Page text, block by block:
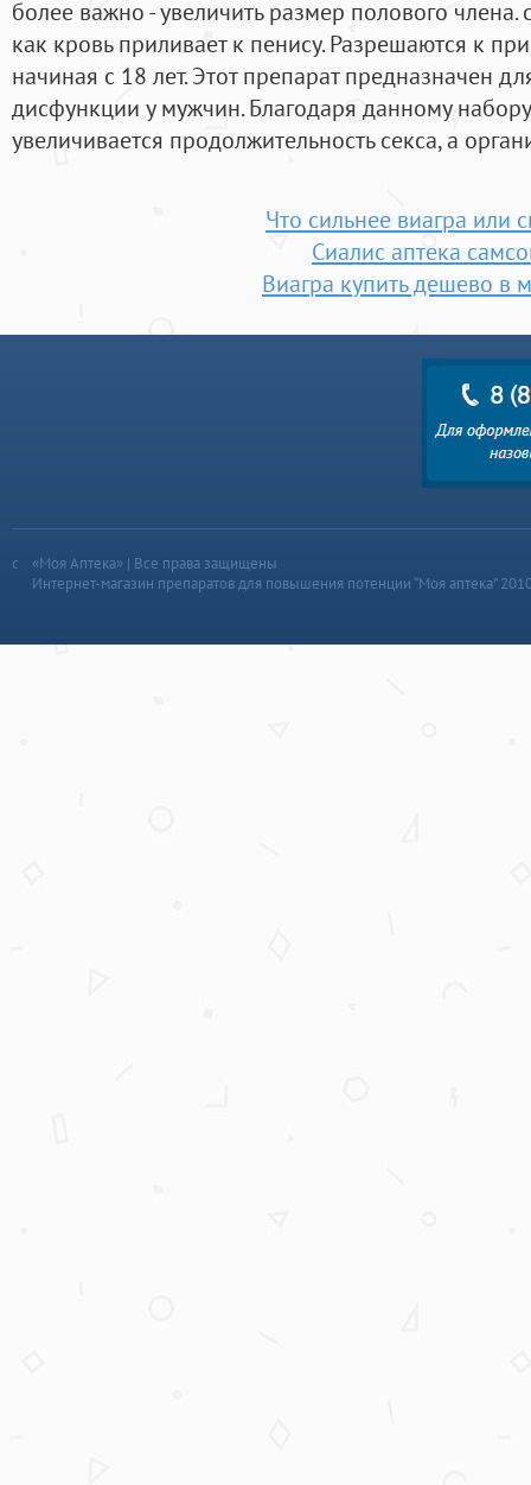
более важно - увеличить размер полового члена.
как кровь приливает к пенису. Разрешаются к
начиная с 18 лет. Этот препарат предназначен
дисфункции у мужчин. Благодаря данному
увеличивается продолжительность секса, а
Что сильнее виагра или
Сиалис аптека
Виагра купить дешево в
«Моя Аптека» | Все права защищены
Интернет-магазин препаратов для повышения потенции “Моя аптека”